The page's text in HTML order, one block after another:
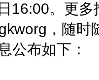
16:00。 更多
， 随时
公布如下：